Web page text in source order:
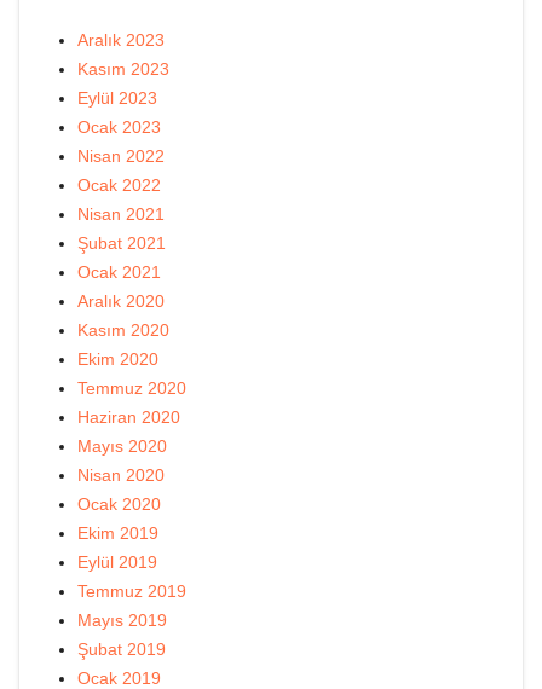
Aralık 2023
Kasım 2023
Eylül 2023
Ocak 2023
Nisan 2022
Ocak 2022
Nisan 2021
Şubat 2021
Ocak 2021
Aralık 2020
Kasım 2020
Ekim 2020
Temmuz 2020
Haziran 2020
Mayıs 2020
Nisan 2020
Ocak 2020
Ekim 2019
Eylül 2019
Temmuz 2019
Mayıs 2019
Şubat 2019
Ocak 2019